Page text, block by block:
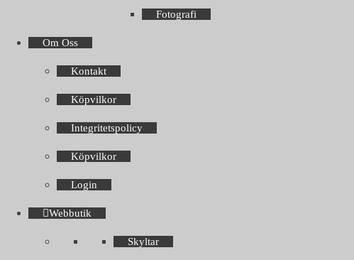
Fotografi
Om Oss
Kontakt
Köpvilkor
Integritetspolicy
Köpvilkor
Login
Webbutik
Skyltar